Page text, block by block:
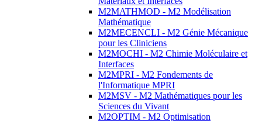
M2MATHMOD - M2 Modélisation
Mathématique
M2MECENCLI - M2 Génie Mécanique
pour les Cliniciens
M2MOCHI - M2 Chimie Moléculaire et
Interfaces
M2MPRI - M2 Fondements de
l'Informatique MPRI
M2MSV - M2 Mathématiques pour les
Sciences du Vivant
M2OPTIM - M2 Optimisation